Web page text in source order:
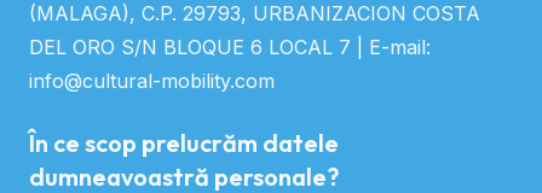
(MALAGA), C.P. 29793, URBANIZACION COSTA
DEL ORO S/N BLOQUE 6 LOCAL 7 | E-mail:
info@cultural-mobility.com
În ce scop prelucrăm datele
dumneavoastră personale?